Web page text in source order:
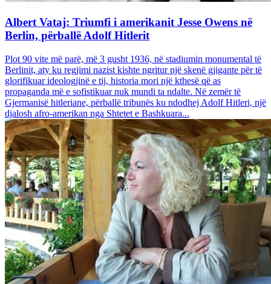
Albert Vataj: Triumfi i amerikanit Jesse Owens në
Berlin, përballë Adolf Hitlerit
Plot 90 vite më parë, më 3 gusht 1936, në stadiumin monumental të
Berlinit, aty ku regjimi nazist kishte ngritur një skenë gjigante për të
glorifikuar ideologjinë e tij, historia mori një kthesë që as
propaganda më e sofistikuar nuk mundi ta ndalte. Në zemër të
Gjermanisë hitleriane, përballë tribunës ku ndodhej Adolf Hitleri, një
djalosh afro-amerikan nga Shtetet e Bashkuara...